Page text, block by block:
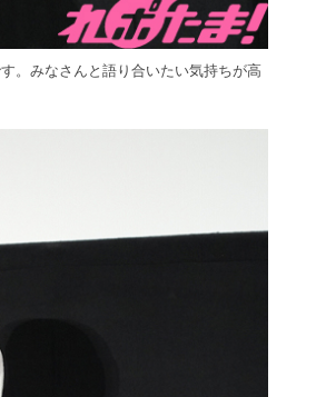
。みなさんと語り合いたい気持ちが高